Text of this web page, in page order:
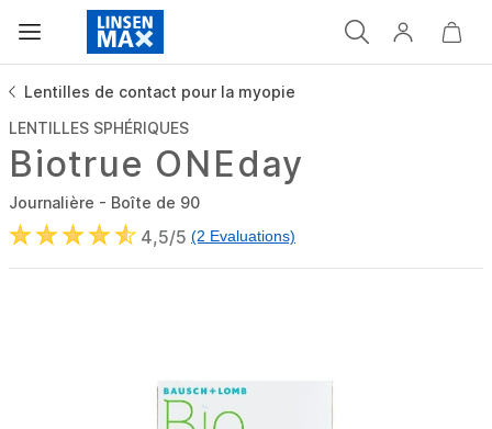
Lentilles de contact pour la myopie
LENTILLES SPHÉRIQUES
Biotrue ONEday
Journalière - Boîte de 90
4,5/5 (2 Evaluations)